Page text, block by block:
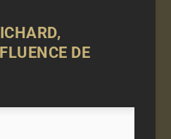
DE